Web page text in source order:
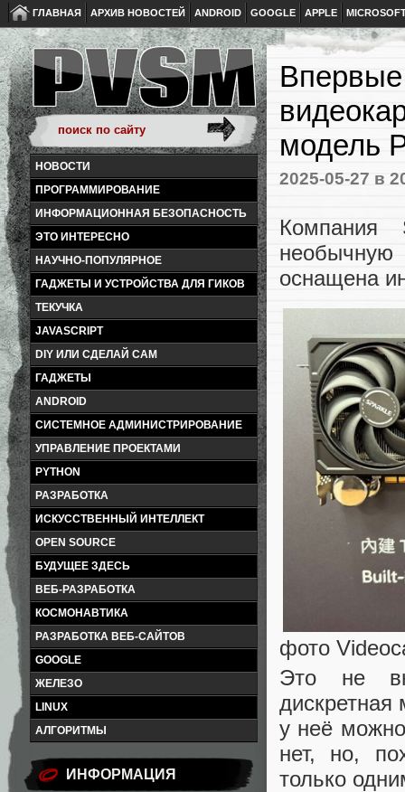
ГЛАВНАЯ АРХИВ НОВОСТЕЙ ANDROID GOOGLE APPLE
НОВОСТИ
ПРОГРАММИРОВАНИЕ
ИНФОРМАЦИОННАЯ БЕЗОПАСНОСТЬ
ЭТО ИНТЕРЕСНО
НАУЧНО-ПОПУЛЯРНОЕ
ГАДЖЕТЫ И УСТРОЙСТВА ДЛЯ ГИКОВ
ТЕКУЧКА
JAVASCRIPT
DIY ИЛИ СДЕЛАЙ САМ
ГАДЖЕТЫ
ANDROID
СИСТЕМНОЕ АДМИНИСТРИРОВАНИЕ
УПРАВЛЕНИЕ ПРОЕКТАМИ
PYTHON
РАЗРАБОТКА
ИСКУССТВЕННЫЙ ИНТЕЛЛЕКТ
OPEN SOURCE
БУДУЩЕЕ ЗДЕСЬ
ВЕБ-РАЗРАБОТКА
КОСМОНАВТИКА
РАЗРАБОТКА ВЕБ-САЙТОВ
GOOGLE
ЖЕЛЕЗО
LINUX
АЛГОРИТМЫ
ИНФОРМАЦИЯ
модель
2025-05-27 в
Компания
оснащена
фото
Это не
у неё
нет, но,
только